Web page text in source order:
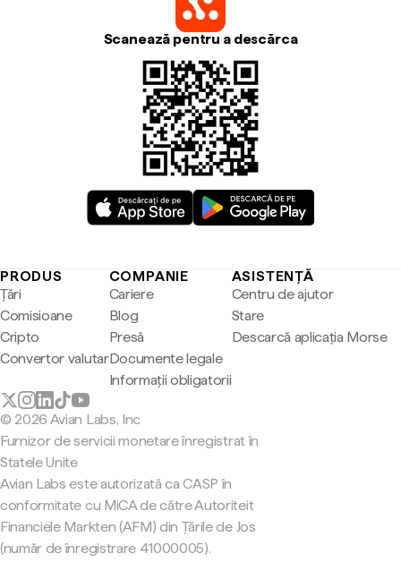
Scanează pentru a descărca
PRODUS
Țări
Comisioane
Cripto
Convertor valutar
COMPANIE
Cariere
Blog
Presă
Documente legale
Informații obligatorii
ASISTENȚĂ
Centru de ajutor
Stare
Descarcă aplicația Morse
© 2026 Avian Labs, Inc
Furnizor de servicii monetare înregistrat în
Statele Unite
Avian Labs este autorizată ca CASP în
conformitate cu MiCA de către Autoriteit
Financiële Markten (AFM) din Țările de Jos
(număr de înregistrare 41000005).